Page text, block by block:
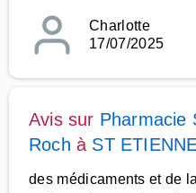
Charlotte
17/07/2025
Avis sur Pharmacie
Roch à ST
des médicaments et de